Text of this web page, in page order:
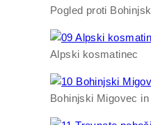
Pogled proti
Alpski kosmatinec
Bohinjski Migovec